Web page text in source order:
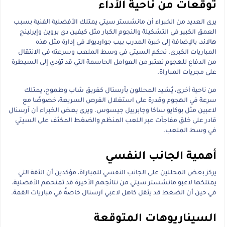
توقعات من ناحية الأداء
يرى العديد من الخبراء أن مانشستر سيتي يمتلك الأفضلية الفنية بسبب
العمق الكبير في التشكيلة والنجوم الكبار مثل كيفين دي بروين وإيرلينج
هالاند، بالإضافة إلى خبرة المدرب بيب جوارديولا في إدارة مثل هذه
المباريات الكبرى. تحكم السيتي في وسط الملعب وسرعته في الانتقال
من الدفاع للهجوم تعتبر من العوامل الحاسمة التي قد تؤدي إلى السيطرة
على مجريات المباراة.
من ناحية أخرى، يُشيد المحللون بآرسنال كفريق شاب وطموح، يمتلك
سرعة في الهجوم وقدرة على استغلال الفرص السريعة، خصوصًا مع
لاعبين مثل بوكايو ساكا وجابرييل جيسوس. ويرى بعض الخبراء أن آرسنال
قادر على خلق مفاجآت عبر اللعب المنظم والضغط المكثف على السيتي
في وسط الملعب.
أهمية الجانب النفسي
يركز بعض المحللين على الجانب النفسي للمباراة، مؤكدين أن الثقة التي
يمتلكها لاعبو مانشستر سيتي من نتائجهم الأخيرة قد تمنحهم الأفضلية،
في حين أن الضغط قد يثقل كاهل لاعبي آرسنال خاصةً في مباريات القمة.
السيناريوهات المتوقعة